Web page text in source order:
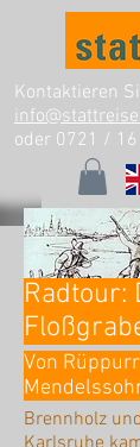
Kontaktieren
oder 0721 /
Radtour:
Von
Brennholz